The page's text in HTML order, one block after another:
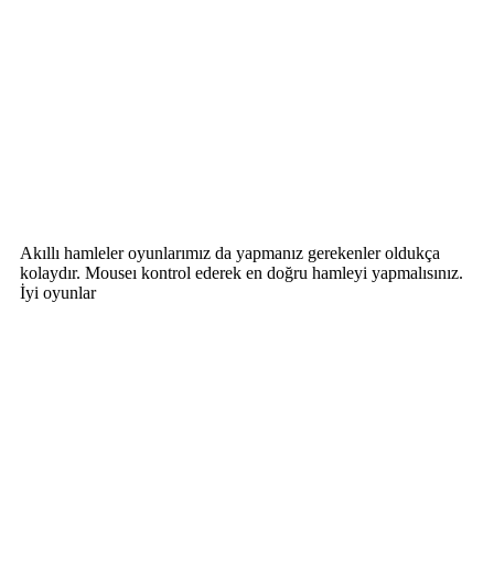
Akıllı hamleler oyunlarımız da yapmanız gerekenler oldukça
kolaydır. Mouseı kontrol ederek en doğru hamleyi yapmalısınız.
İyi oyunlar